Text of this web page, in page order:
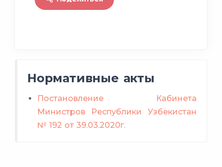
Нормативные акты
Постановление Кабинета
Министров Республики Узбекистан
№ 192 от 39.03.2020г.